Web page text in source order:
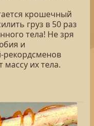
крошечный
груз в 50 раз
тела! Не зря
и
рекордсменов
их тела.